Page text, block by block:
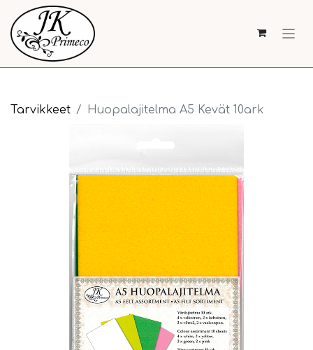
Tarvikkeet Huopalajitelma A5 Kevät 10ark